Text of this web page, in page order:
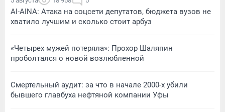
AI-AINA: Атака на соцсети депутатов, бюджета вузов не
хватило лучшим и сколько стоит арбуз
«Четырех мужей потеряла»: Прохор Шаляпин
проболтался о новой возлюбленной
Смертельный аудит: за что в начале 2000-х убили
бывшего главбуха нефтяной компании Уфы